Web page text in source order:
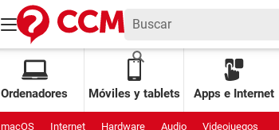
Ordenadores Móviles y tablets Apps e Internet
macOS Internet Hardware Audio Videojuegos